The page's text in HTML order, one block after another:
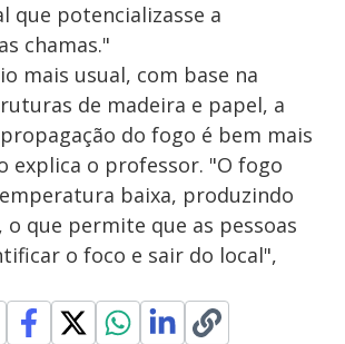
que potencializasse a
chamas."
mais usual, com base na
de madeira e papel, a
do fogo é bem mais
explica o professor. "O fogo
baixa, produzindo
que permite que as pessoas
o foco e sair do local",